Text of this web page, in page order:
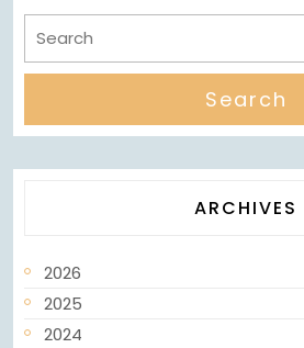
ARCHIVES
2026
2025
2024